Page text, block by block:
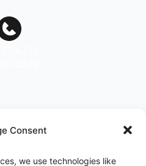
Consent
we use technologies like
friends